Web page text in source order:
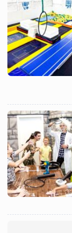
Назад
Назад